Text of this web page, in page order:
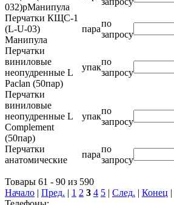
032)pМанипула
Перчатки КЩС-1
(L-U-03)
Манипула
пара
по
запросу
Перчатки
виниловые
неопудренные L
Paclan (50пар)
упак
по
запросу
Перчатки
виниловые
неопудренные L
Complement
(50пар)
упак
по
запросу
Перчатки
анатомические
пара
по
запросу
Товары 61 - 90 из 590
Начало | Пред. | 1 2 3 4 5 | След. | Конец |